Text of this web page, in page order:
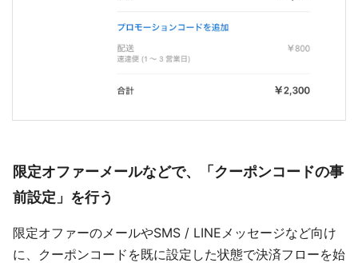
限定オファーメールなどで、「クーポンコードの事
前設定」を行う
限定オファーのメールやSMS / LINEメッセージなど向け
に、クーポンコードを既に設定した状態で決済フローを始